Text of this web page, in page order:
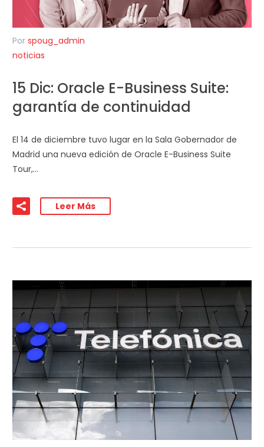
Por spoug_admin
noticias
15 Dic: Oracle E-Business Suite:
garantía de continuidad
El 14 de diciembre tuvo lugar en la Sala Gobernador de
Madrid una nueva edición de Oracle E-Business Suite
Tour,…
Leer Más